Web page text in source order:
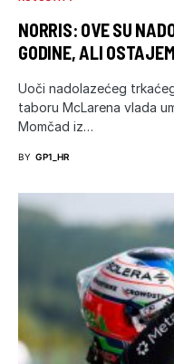
NORRIS: OVE SU
GODINE, ALI
Uoči nadolazećeg
taboru McLarena vlada
Momčad iz…
BY GP1_HR